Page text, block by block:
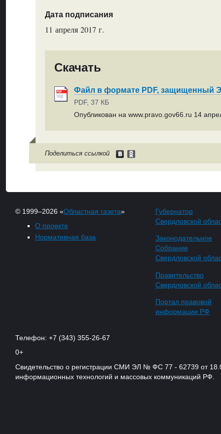
Дата подписания
11 апреля 2017 г.
Скачать
Файл в формате PDF, защищенный
PDF, 37 КБ
Опубликован на www.pravo.gov66.ru 14
Поделиться ссылкой
© 1999–2026 «Областная газета»
О проекте
Нормативная база
Губернатор
Свердловской
Законодательное
Собрание
Свердловской
Правительство
Свердловской
Портал правовой
информации РФ
Телефон: +7 (343) 355-26-67
0+
Свидетельство о регистрации СМИ ЭЛ № ФС 77 - 62739 от
информационных технологий и массовых коммуникаций РФ.